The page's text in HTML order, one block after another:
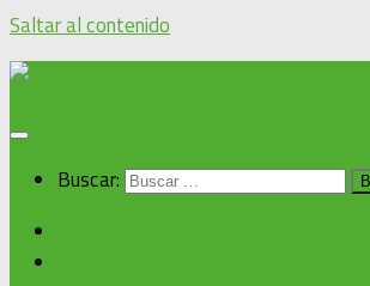
Saltar al contenido
Buscar: